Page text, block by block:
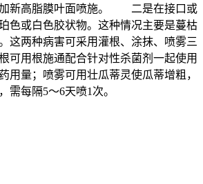
加新高脂膜叶面喷施。 二是在接口或
色或白色胶状物。这种情况主要是蔓枯
这两种病害可采用灌根、涂抹、喷雾三
可用根施通配合针对性杀菌剂一起使用
用量；喷雾可用壮瓜蒂灵使瓜蒂增粗，
需每隔5～6天喷1次。